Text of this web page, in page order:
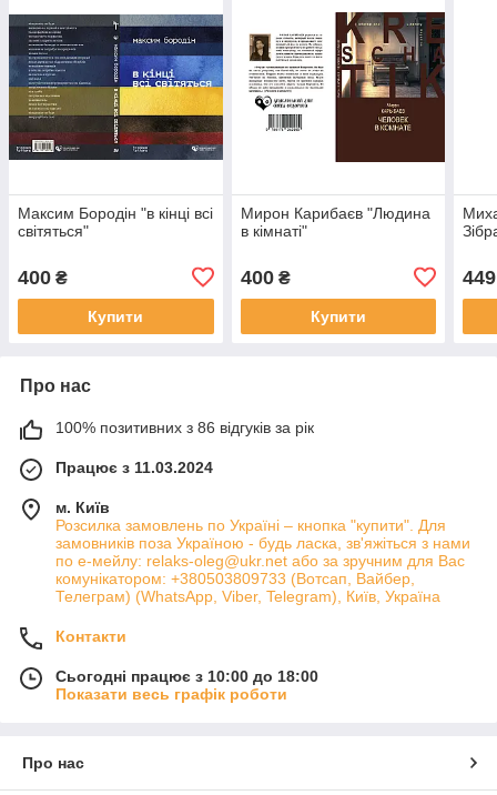
Максим Бородін "в кінці всі
світяться"
400 ₴
Купити
Мирон Карибаєв "Людина
в кімнаті"
400₴
Купити
449
Про нас
100% позитивних з 86 відгуків за рік
Працює з 11.03.2024
м. Київ
Розсилка замовлень по Україні – кнопка "купити". Для
замовників поза Україною - будь ласка, зв'яжіться з нами
по е-мейлу: relaks-oleg@ukr.net або за зручним для Вас
комунікатором: +380503809733 (Вотсап, Вайбер,
Телеграм) (WhatsApp, Viber, Telegram), Київ, Україна
Контакти
Сьогодні працює з 10:00 до 18:00
Показати весь графік роботи
Про нас